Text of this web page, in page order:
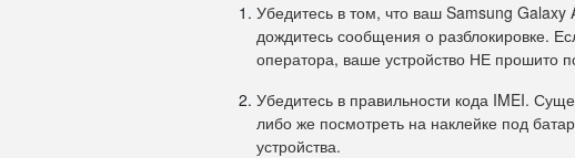
Убедитесь в том, что ваш Samsung Galaxy
дождитесь сообщения о разблокировке.
оператора, ваше устройство НЕ прошито
Убедитесь в правильности кода IMEI.
либо же посмотреть на наклейке под
устройства.